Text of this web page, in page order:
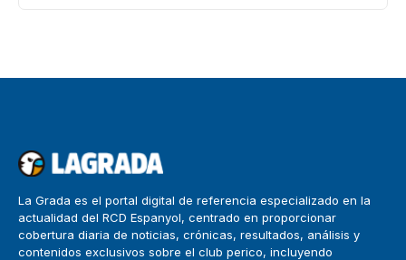
La Grada es el portal digital de referencia especializado en la
actualidad del RCD Espanyol, centrado en proporcionar
cobertura diaria de noticias, crónicas, resultados, análisis y
contenidos exclusivos sobre el club perico, incluyendo